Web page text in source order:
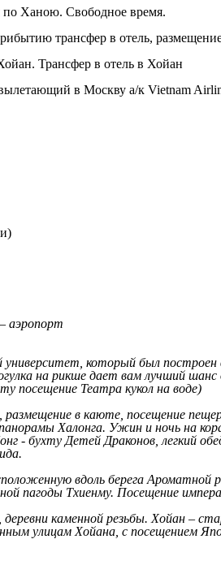
по Ханою. Свободное время.
трансфер в отель,
Трансфер в отель в Хойан
в Москву а/к Vietnam
аэропорт
который был построен
на рикше дает вам лучший
посещение Театра кукол на воде)
в каюте, посещение
Халонга. Ужин и ночь на
- бухту Детей Драконов, легкий
вдоль берега Ароматной
пагоды Тхиенму. Посещение
каменной резьбы. Хойан –
Хойана, с посещением